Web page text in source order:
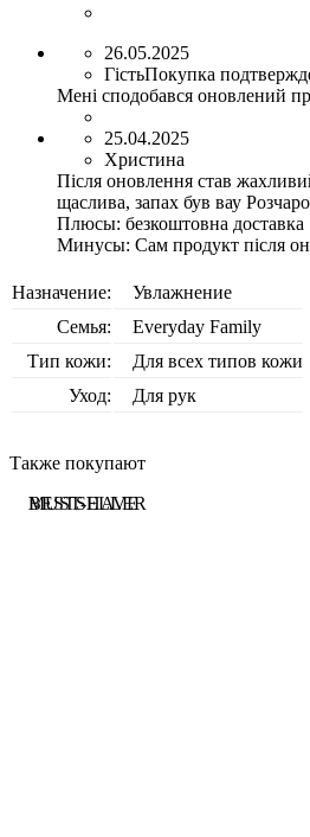
26.05.2025
ГістьПокупка
Мені сподобався оновлений
25.04.2025
Христина
Після оновлення став
щаслива, запах був вау
Плюсы: безкоштовна доставка
Минусы: Сам продукт після
Назначение:
Увлажнение
Семья:
Everyday Family
Тип кожи:
Для всех типов кожи
Уход:
Для рук
Также покупают
BESTSELLER
BESTSELLER
MUST-HAVE